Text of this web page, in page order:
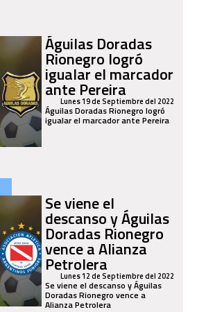
Águilas Doradas
Rionegro logró
igualar el marcador
ante Pereira
Lunes 19 de Septiembre del 2022
Águilas Doradas Rionegro logró
igualar el marcador ante Pereira
Se viene el
descanso y Águilas
Doradas Rionegro
vence a Alianza
Petrolera
Lunes 12 de Septiembre del 2022
Se viene el descanso y Águilas
Doradas Rionegro vence a
Alianza Petrolera